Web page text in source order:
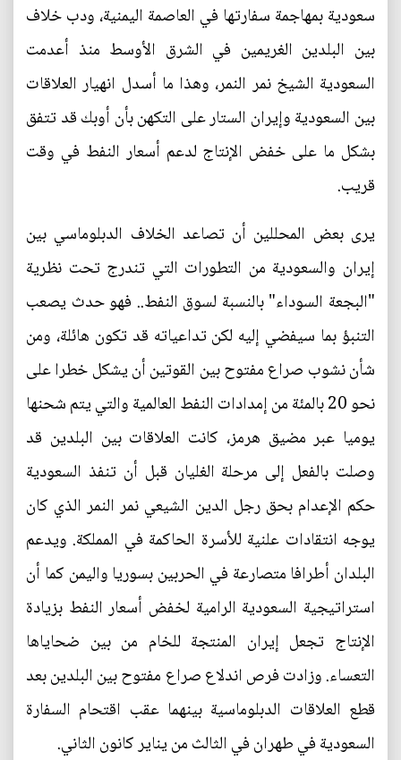
سعودية بمهاجمة سفارتها في العاصمة اليمنية، ودب خلاف
بين البلدين الغريمين في الشرق الأوسط منذ أعدمت
السعودية الشيخ نمر النمر، وهذا ما أسدل انهيار العلاقات
بين السعودية وإيران الستار على التكهن بأن أوبك قد تتفق
بشكل ما على خفض الإنتاج لدعم أسعار النفط في وقت
قريب.
يرى بعض المحللين أن تصاعد الخلاف الدبلوماسي بين
إيران والسعودية من التطورات التي تندرج تحت نظرية
"البجعة السوداء" بالنسبة لسوق النفط.. فهو حدث يصعب
التنبؤ بما سيفضي إليه لكن تداعياته قد تكون هائلة، ومن
شأن نشوب صراع مفتوح بين القوتين أن يشكل خطرا على
نحو 20 بالمئة من إمدادات النفط العالمية والتي يتم شحنها
يوميا عبر مضيق هرمز، كانت العلاقات بين البلدين قد
وصلت بالفعل إلى مرحلة الغليان قبل أن تنفذ السعودية
حكم الإعدام بحق رجل الدين الشيعي نمر النمر الذي كان
يوجه انتقادات علنية للأسرة الحاكمة في المملكة. ويدعم
البلدان أطرافا متصارعة في الحربين بسوريا واليمن كما أن
استراتيجية السعودية الرامية لخفض أسعار النفط بزيادة
الإنتاج تجعل إيران المنتجة للخام من بين ضحاياها
التعساء. وزادت فرص اندلاع صراع مفتوح بين البلدين بعد
قطع العلاقات الدبلوماسية بينهما عقب اقتحام السفارة
السعودية في طهران في الثالث من يناير كانون الثاني.